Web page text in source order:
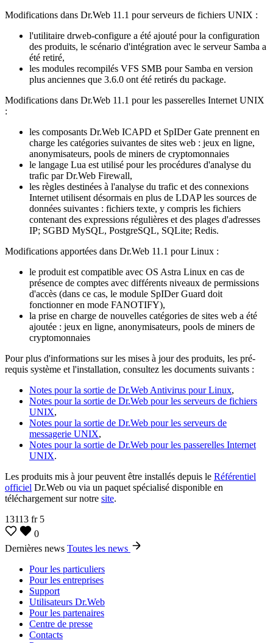
Modifications dans Dr.Web 11.1 pour serveurs de fichiers UNIX :
l'utilitaire drweb-configure a été ajouté pour la configuration
des produits, le scénario d'intégration avec le serveur Samba a
été retiré,
les modules recompilés VFS SMB pour Samba en version
plus anciennes que 3.6.0 ont été retirés du package.
Modifications dans Dr.Web 11.1 pour les passerelles Internet UNIX
:
les composants Dr.Web ICAPD et SpIDer Gate prennent en
charge les catégories suivantes de sites web : jeux en ligne,
anonymisateurs, pools de miners de cryptomonnaies
le langage Lua est utilisé pour les procédures d'analyse du
trafic par Dr.Web Firewall,
les règles destinées à l'analyse du trafic et des connexions
Internet utilisent désormais en plus de LDAP les sources de
données suivantes : fichiers texte, y compris les fichiers
contenant des expressions régulières et des plages d'adresses
IP; SGBD MySQL, PostgreSQL, SQLite; Redis.
Modifications apportées dans Dr.Web 11.1 pour Linux :
le produit est compatible avec OS Astra Linux en cas de
présence de comptes avec différents niveaux de permissions
d'accès (dans ce cas, le module SpIDer Guard doit
fonctionner en mode FANOTIFY),
la prise en charge de nouvelles catégories de sites web a été
ajoutée : jeux en ligne, anonymisateurs, pools de miners de
cryptomonnaies
Pour plus d'informations sur les mises à jour des produits, les pré-
requis système et l'installation, consultez les documents suivants :
Notes pour la sortie de Dr.Web Antivirus pour Linux,
Notes pour la sortie de Dr.Web pour les serveurs de fichiers
UNIX,
Notes pour la sortie de Dr.Web pour les serveurs de
messagerie UNIX,
Notes pour la sortie de Dr.Web pour les passerelles Internet
UNIX.
Les produits mis à jour peuvent être installés depuis le Référentiel
officiel Dr.Web ou via un paquet spécialisé disponible en
téléchargement sur notre site.
13113 fr 5
0
Dernières news Toutes les news
Pour les particuliers
Pour les entreprises
Support
Utilisateurs Dr.Web
Pour les partenaires
Centre de presse
Contacts